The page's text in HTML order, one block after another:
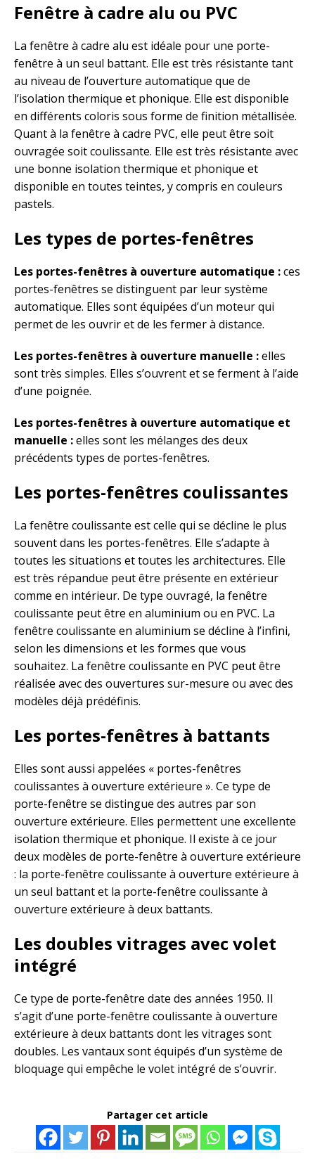
Fenêtre à cadre alu ou PVC
La fenêtre à cadre alu est idéale pour une porte-
fenêtre à un seul battant. Elle est très résistante tant
au niveau de l’ouverture automatique que de
l’isolation thermique et phonique. Elle est disponible
en différents coloris sous forme de finition métallisée.
Quant à la fenêtre à cadre PVC, elle peut être soit
ouvragée soit coulissante. Elle est très résistante avec
une bonne isolation thermique et phonique et
disponible en toutes teintes, y compris en couleurs
pastels.
Les types de portes-fenêtres
Les portes-fenêtres à ouverture automatique :ces
portes-fenêtres se distinguent par leur système
automatique. Elles sont équipées d’un moteur qui
permet de les ouvrir et de les fermer à distance.
Les portes-fenêtres à ouverture manuelle :elles
sont très simples. Elles s’ouvrent et se ferment à l’aide
d’une poignée.
Les portes-fenêtres à ouverture automatique et
manuelle :elles sont les mélanges des deux
précédents types de portes-fenêtres.
Les portes-fenêtres coulissantes
La fenêtre coulissante est celle qui se décline le plus
souvent dans les portes-fenêtres. Elle s’adapte à
toutes les situations et toutes les architectures. Elle
est très répandue peut être présente en extérieur
comme en intérieur. De type ouvragé, la fenêtre
coulissante peut être en aluminium ou en PVC. La
fenêtre coulissante en aluminium se décline à l’infini,
selon les dimensions et les formes que vous
souhaitez. La fenêtre coulissante en PVC peut être
réalisée avec des ouvertures sur-mesure ou avec des
modèles déjà prédéfinis.
Les portes-fenêtres à battants
Elles sont aussi appelées « portes-fenêtres
coulissantes à ouverture extérieure ». Ce type de
porte-fenêtre se distingue des autres par son
ouverture extérieure. Elles permettent une excellente
isolation thermique et phonique. Il existe à ce jour
deux modèles de porte-fenêtre à ouverture extérieure
: la porte-fenêtre coulissante à ouverture extérieure à
un seul battant et la porte-fenêtre coulissante à
ouverture extérieure à deux battants.
Les doubles vitrages avec volet
intégré
Ce type de porte-fenêtre date des années 1950. Il
s’agit d’une porte-fenêtre coulissante à ouverture
extérieure à deux battants dont les vitrages sont
doubles. Les vantaux sont équipés d’un système de
bloquage qui empêche le volet intégré de s’ouvrir.
Partager cet article